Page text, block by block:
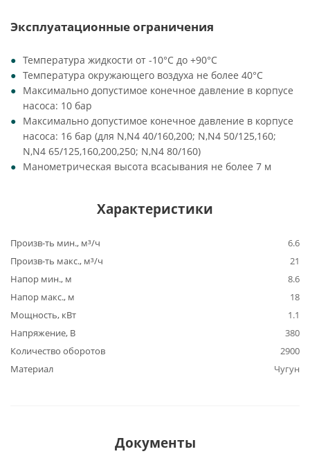
Эксплуатационные ограничения
Температура жидкости от -10°C до +90°C
Температура окружающего воздуха не более 40°C
Максимально допустимое конечное давление в корпусе
насоса: 10 бар
Максимально допустимое конечное давление в корпусе
насоса: 16 бар (для N,N4 40/160,200; N,N4 50/125,160;
N,N4 65/125,160,200,250; N,N4 80/160)
Манометрическая высота всасывания не более 7 м
Характеристики
Произв-ть мин., м³/ч
6.6
Произв-ть макс., м³/ч
21
Напор мин., м
8.6
Напор макс., м
18
Мощность, кВт
1.1
Напряжение, В
380
Количество оборотов
2900
Материал
Чугун
Документы